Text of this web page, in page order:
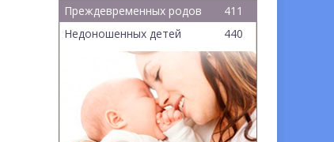
Преждевременных родов
411
Недоношенных детей
440